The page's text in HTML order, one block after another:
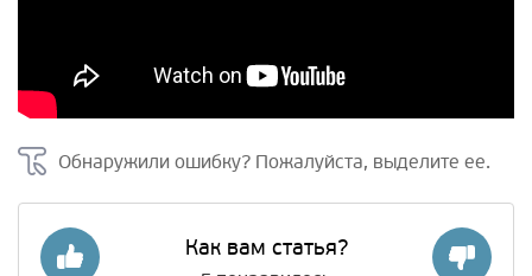
Обнаружили ошибку? Пожалуйста, выделите ее.
Как вам статья?